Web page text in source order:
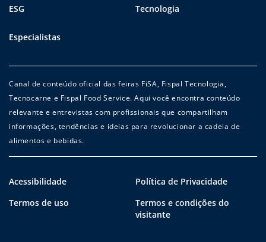
ESG Tecnologia
Especialistas
Canal de conteúdo oficial das feiras FiSA, Fispal Tecnologia,
Tecnocarne e Fispal Food Service. Aqui você encontra conteúdo
relevante e entrevistas com profissionais que compartilham
informações, tendências e ideias para revolucionar a cadeia de
alimentos e bebidas.
Acessibilidade
Política de Privacidade
Termos de uso
Termos e condições do
visitante